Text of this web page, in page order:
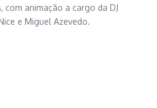
com animação a cargo da DJ
e Miguel Azevedo.